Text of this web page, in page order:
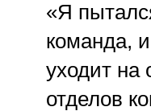
«Я
команда,
уходит на
отделов